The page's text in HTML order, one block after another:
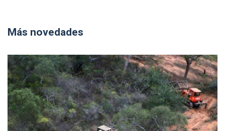
Más novedades